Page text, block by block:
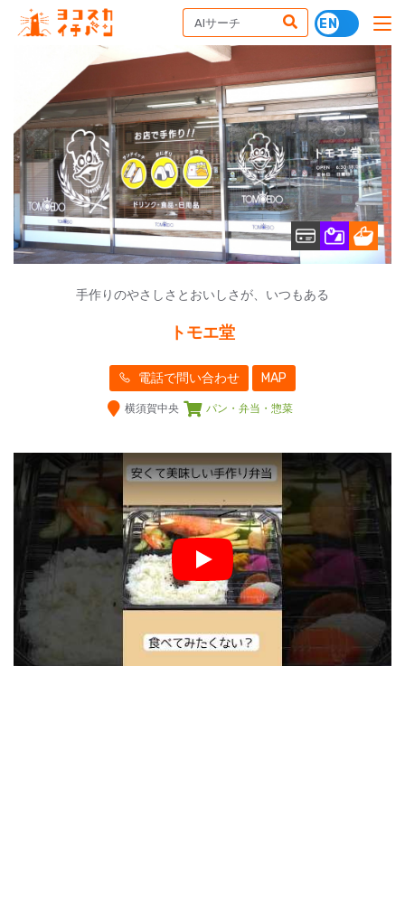
手作りのやさしさとおいしさが、いつもある
トモエ堂
電話で問い合わせ MAP
横須賀中央 パン・弁当・惣菜
Play